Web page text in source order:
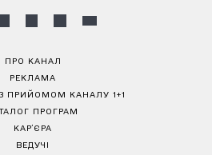
ПРО КАНАЛ
РЕКЛАМА
ПРИЙОМОМ КАНАЛУ 1+1
ПРОГРАМ
КАР’ЄРА
ВЕДУЧІ